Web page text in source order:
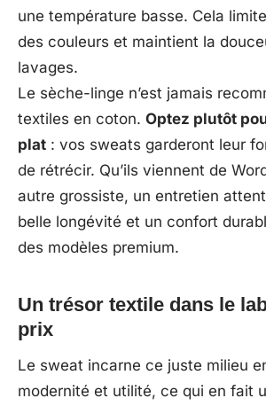
une température basse. Cela
des couleurs et maintient la
lavages.
Le sèche-linge n’est jamais
textiles en coton. Optez plutôt
plat : vos sweats garderont leur
de rétrécir. Qu’ils viennent de
autre grossiste, un entretien
belle longévité et un confort
des modèles premium.
Un trésor textile dans le
prix
Le sweat incarne ce juste milieu
modernité et utilité, ce qui en fait